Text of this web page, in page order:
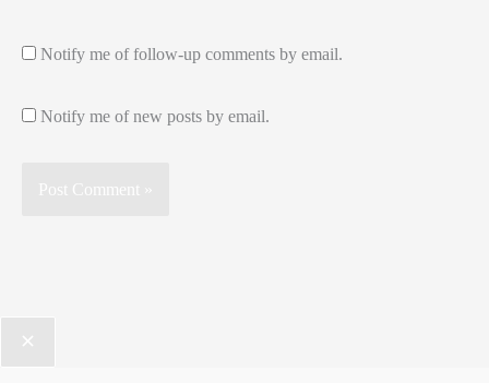
Notify me of follow-up comments by email.
Notify me of new posts by email.